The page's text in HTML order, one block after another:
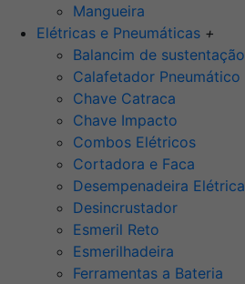
Mangueira
Elétricas e Pneumáticas +
Balancim de sustentação
Calafetador Pneumático
Chave Catraca
Chave Impacto
Combos Elétricos
Cortadora e Faca
Desempenadeira Elétrica
Desincrustador
Esmeril Reto
Esmerilhadeira
Ferramentas a Bateria